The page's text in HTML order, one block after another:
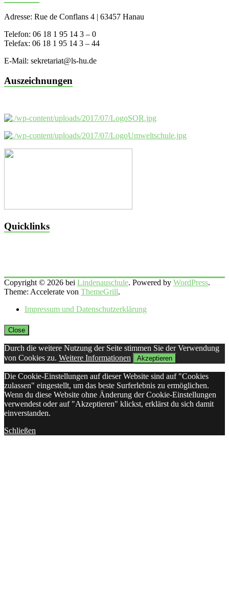
Adresse: Rue de Conflans 4 | 63457 Hanau
Telefon: 06 18 1 95 14 3 – 0
Telefax: 06 18 1 95 14 3 – 44
E-Mail: sekretariat@ls-hu.de
Auszeichnungen
Quicklinks
Copyright © 2026 bei Lindenauschule. Powered by WordPress.
Theme: Accelerate von ThemeGrill.
Impressum und Datenschutzerklärung
Close
Durch die weitere Nutzung der Seite stimmen Sie der Verwendung
von Cookies zu. Weitere Informationen Akzeptieren
Die Cookie-Einstellungen auf dieser Website sind auf "Cookies
zulassen" eingestellt, um das beste Surferlebnis zu ermöglichen.
Wenn du diese Website ohne Änderung der Cookie-Einstellungen
verwendest oder auf "Akzeptieren" klickst, erklärst du sich damit
einverstanden.
Schließen